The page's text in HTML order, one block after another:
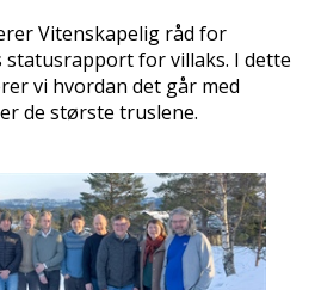
Vitenskapelig råd for
for villaks. I dette
vi hvordan det går med
de største truslene.